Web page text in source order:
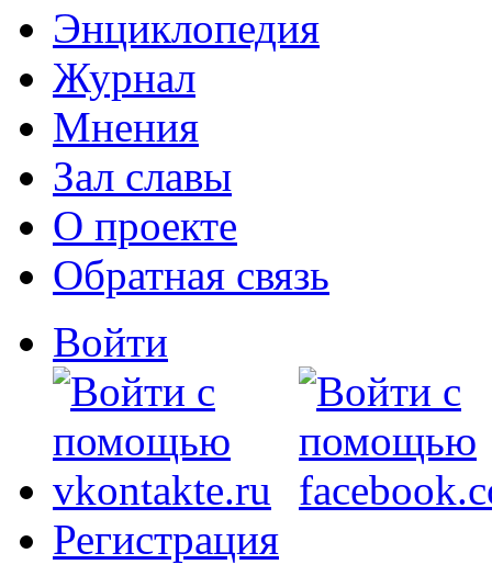
Энциклопедия
Журнал
Мнения
Зал славы
О проекте
Обратная связь
Войти
Регистрация